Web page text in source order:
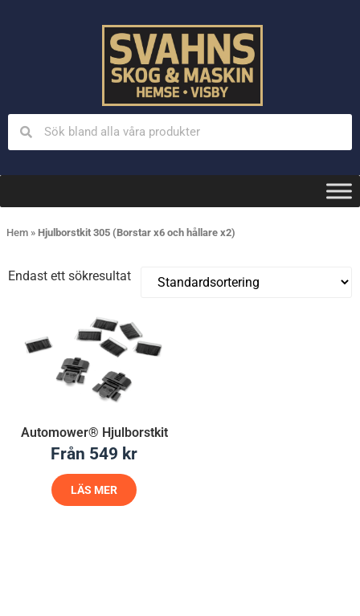
Hem » Hjulborstkit 305 (Borstar x6 och hållare x2)
Endast ett sökresultat
Automower® Hjulborstkit
Från 549 kr
LÄS MER